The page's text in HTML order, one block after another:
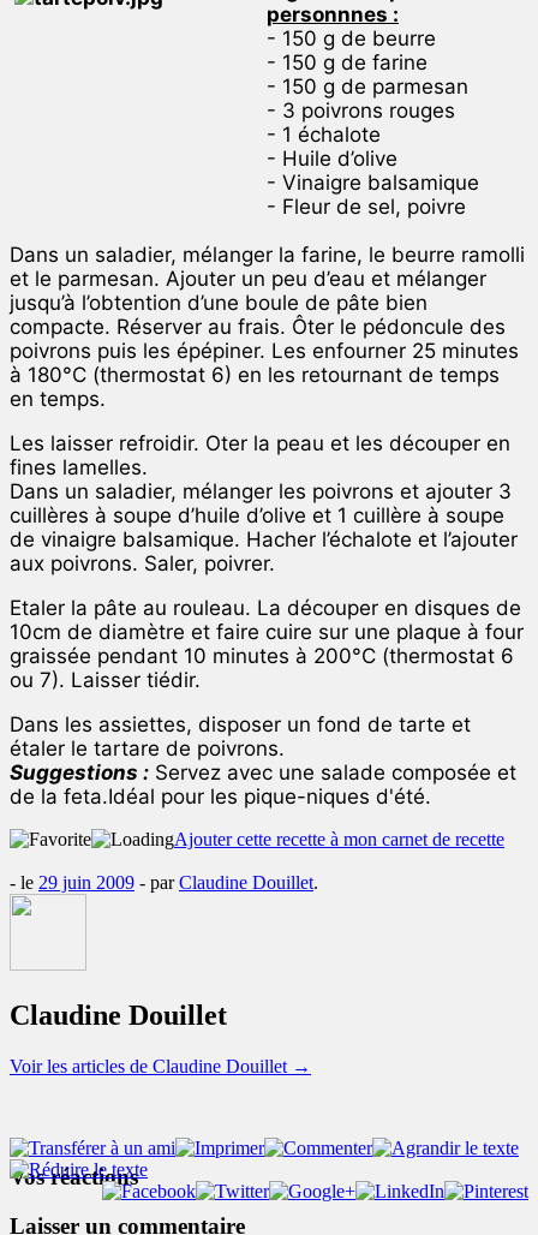
personnnes :
- 150 g de beurre
- 150 g de farine
- 150 g de parmesan
- 3 poivrons rouges
- 1 échalote
- Huile d’olive
- Vinaigre balsamique
- Fleur de sel, poivre
Dans un saladier, mélanger la farine, le beurre ramolli
et le parmesan. Ajouter un peu d’eau et mélanger
jusqu’à l’obtention d’une boule de pâte bien
compacte. Réserver au frais. Ôter le pédoncule des
poivrons puis les épépiner. Les enfourner 25 minutes
à 180°C (thermostat 6) en les retournant de temps
en temps.
Les laisser refroidir. Oter la peau et les découper en
fines lamelles.
Dans un saladier, mélanger les poivrons et ajouter 3
cuillères à soupe d’huile d’olive et 1 cuillère à soupe
de vinaigre balsamique. Hacher l’échalote et l’ajouter
aux poivrons. Saler, poivrer.
Etaler la pâte au rouleau. La découper en disques de
10cm de diamètre et faire cuire sur une plaque à four
graissée pendant 10 minutes à 200°C (thermostat 6
ou 7). Laisser tiédir.
Dans les assiettes, disposer un fond de tarte et
étaler le tartare de poivrons.
Suggestions : Servez avec une salade composée et
de la feta.Idéal pour les pique-niques d'été.
Ajouter cette recette à mon carnet de recette
- le 29 juin 2009 - parClaudine Douillet.
Claudine Douillet
Voir les articles de Claudine Douillet →
Vos réactions
Laisser un commentaire